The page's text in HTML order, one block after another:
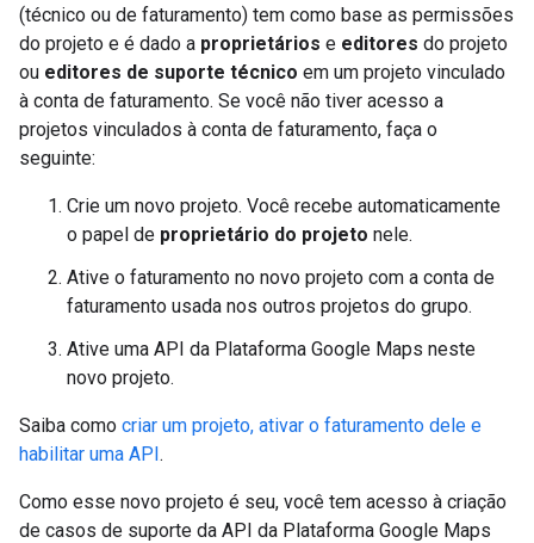
(técnico ou de faturamento) tem como base as permissões
do projeto e é dado a proprietários e editores do projeto
ou editores de suporte técnico em um projeto vinculado
à conta de faturamento. Se você não tiver acesso a
projetos vinculados à conta de faturamento, faça o
seguinte:
Crie um novo projeto. Você recebe automaticamente
o papel de proprietário do projeto nele.
Ative o faturamento no novo projeto com a conta de
faturamento usada nos outros projetos do grupo.
Ative uma API da Plataforma Google Maps neste
novo projeto.
Saiba como criar um projeto, ativar o faturamento dele e
habilitar uma API.
Como esse novo projeto é seu, você tem acesso à criação
de casos de suporte da API da Plataforma Google Maps